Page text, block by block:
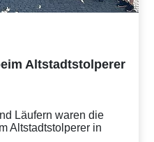
Altstadtstolperer
Läufern waren die
Altstadtstolperer in